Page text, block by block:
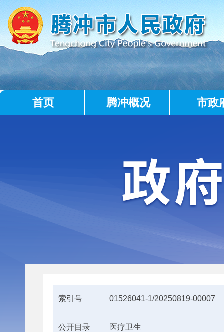
首页 腾冲概况 市政
索引号 01526041-1/20250819-00007
公开目录 医疗卫生